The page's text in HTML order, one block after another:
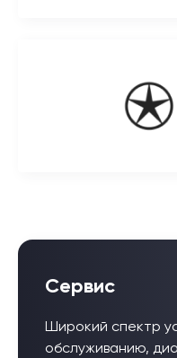
Сервис
Широкий спектр
обслуживанию,